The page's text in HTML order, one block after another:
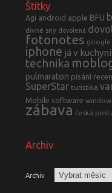
Štítky
Agi android apple BFU
divné sny dovolená
fotonotes google
iphone já v kuchyni
technika
pulmaraton písání
SuperStar turistika
Mobile software
zábava česká
Archiv
Archiv